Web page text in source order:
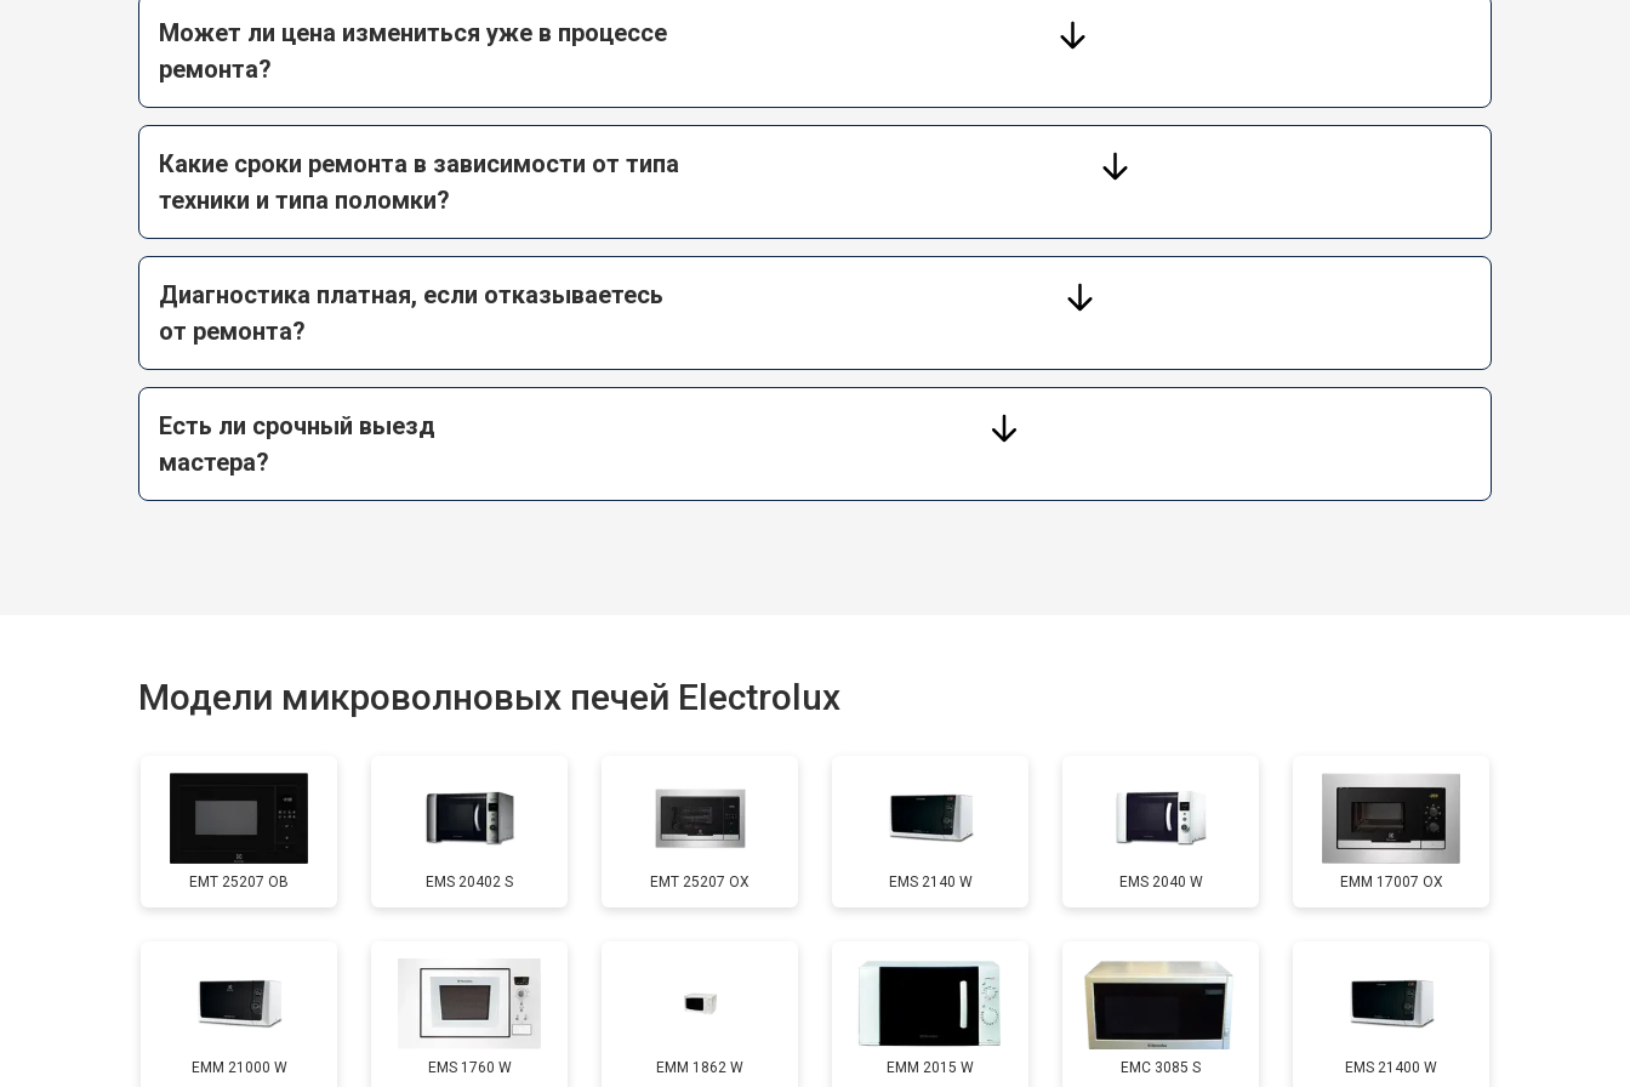
Может ли цена измениться уже в процессе
ремонта?
Какие сроки ремонта в зависимости от типа
техники и типа поломки?
Диагностика платная, если отказываетесь
от ремонта?
Есть ли срочный выезд
мастера?
Модели микроволновых печей Electrolux
EMT 25207 OB EMS 20402 S EMT 25207 OX EMS 2140 W EMS 2040 W EMM 17007 OX
EMM 21000 W EMS 1760 W EMM 1862 W EMM 2015 W EMC 3085 S EMS 21400 W